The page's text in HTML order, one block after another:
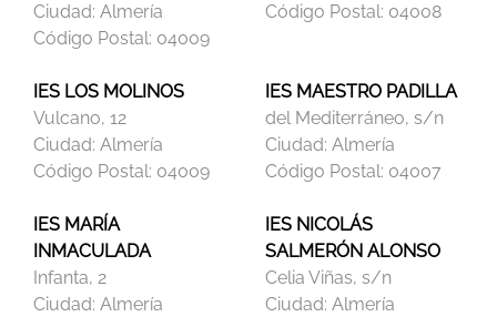
Ciudad: Almería
Código Postal: 04009
Código Postal: 04008
IES LOS MOLINOS
Vulcano, 12
Ciudad: Almería
Código Postal: 04009
IES MAESTRO PADILLA
del Mediterráneo, s/n
Ciudad: Almería
Código Postal: 04007
IES MARÍA
INMACULADA
Infanta, 2
Ciudad: Almería
IES NICOLÁS
SALMERÓN ALONSO
Celia Viñas, s/n
Ciudad: Almería